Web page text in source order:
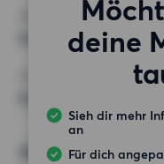
deine
Sieh dir mehr
an
Für dich
ANFORDERUNGEN
Keine besonderen
SONSTIGE PRÄFERENZEN
Alternative Wünsche